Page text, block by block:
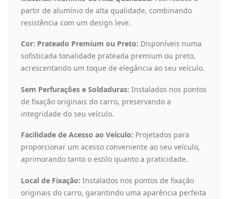
partir de alumínio de alta qualidade, combinando
resistência com um design leve.
Cor: Prateado Premium ou Preto: Disponíveis numa
sofisticada tonalidade prateada premium ou preto,
acrescentando um toque de elegância ao seu veículo.
Sem Perfurações e Soldaduras: Instalados nos pontos
de fixação originais do carro, preservando a
integridade do seu veículo.
Facilidade de Acesso ao Veículo: Projetados para
proporcionar um acesso conveniente ao seu veículo,
aprimorando tanto o estilo quanto a praticidade.
Local de Fixação: Instalados nos pontos de fixação
originais do carro, garantindo uma aparência perfeita